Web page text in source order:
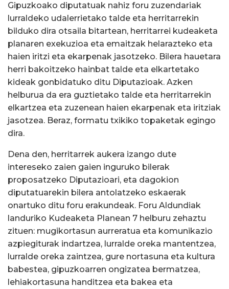
Gipuzkoako diputatuak nahiz foru zuzendariak
lurraldeko udalerrietako talde eta herritarrekin
bilduko dira otsaila bitartean, herritarrei kudeaketa
planaren exekuzioa eta emaitzak helarazteko eta
haien iritzi eta ekarpenak jasotzeko. Bilera hauetara
herri bakoitzeko hainbat talde eta elkartetako
kideak gonbidatuko ditu Diputazioak. Azken
helburua da era guztietako talde eta herritarrekin
elkartzea eta zuzenean haien ekarpenak eta iritziak
jasotzea. Beraz, formatu txikiko topaketak egingo
dira.
Dena den, herritarrek aukera izango dute
intereseko zaien gaien inguruko bilerak
proposatzeko Diputazioari, eta dagokion
diputatuarekin bilera antolatzeko eskaerak
onartuko ditu foru erakundeak. Foru Aldundiak
landuriko Kudeaketa Planean 7 helburu zehaztu
zituen: mugikortasun aurreratua eta komunikazio
azpiegiturak indartzea, lurralde oreka mantentzea,
lurralde oreka zaintzea, gure nortasuna eta kultura
babestea, gipuzkoarren ongizatea bermatzea,
lehiakortasuna handitzea eta bakea eta